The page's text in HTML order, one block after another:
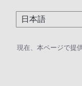
現在、本ページで提